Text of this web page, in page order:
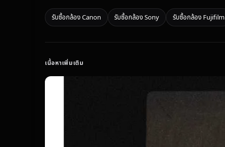
รับซื้อกล้อง Canon รับซื้อกล้อง Sony รับซื้อกล้อง Fujifilm